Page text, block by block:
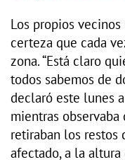
Los propios
certeza que cada
zona. “Está claro
todos sabemos de
declaró este lunes
mientras
retiraban los
afectado, a la